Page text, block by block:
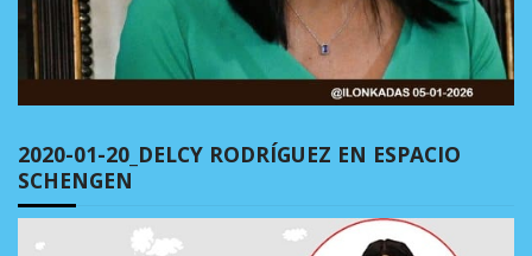
2020-01-20_DELCY RODRÍGUEZ EN ESPACIO
SCHENGEN